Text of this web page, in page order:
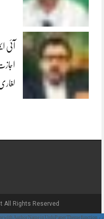
آئی
All Rights Reserved.
with Author Name in UrduPaper Theme function